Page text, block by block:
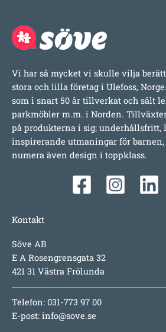
Vi har så mycket vi skulle vilja
stora och lilla företag i Ulefoss,
som i snart 50 år tillverkat och sålt
parkmöbler m.m. i Norden.
på produkterna i sig; underhållsfritt,
inspirerande utmaningar för barnen,
numera även design i toppklass.
Kontakt
Söve AB
E A Rosengrensgata 32
421 31 Västra Frölunda
Telefon: 031-773 97 00
E-post: info@sove.se